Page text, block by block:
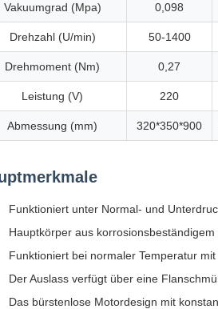
Vakuumgrad (Mpa) 0,098
Drehzahl (U/min) 50-1400
Drehmoment (Nm) 0,27
Leistung (V) 220
Abmessung (mm) 320*350*900
Funktioniert unter Normal- und
Hauptkörper aus korrosionsbeständigem
Funktioniert bei normaler Temperatur
Der Auslass verfügt über eine
Das bürstenlose Motordesign mit